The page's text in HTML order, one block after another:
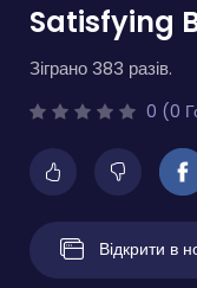
Satisfying
Зіграно 383 разів.
0 (0
Відкрити в